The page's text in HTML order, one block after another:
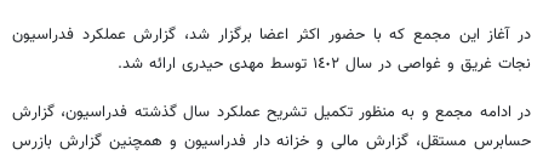
در آغاز این مجمع که با حضور اکثر اعضا برگزار شد، گزارش عملکرد فدراسیون
نجات غریق و غواصی در سال ١٤٠٢ توسط مهدی حیدری ارائه شد.
در ادامه مجمع و به منظور تکمیل تشریح عملکرد سال گذشته فدراسیون، گزارش
حسابرس مستقل، گزارش مالی و خزانه دار فدراسیون و همچنین گزارش بازرس